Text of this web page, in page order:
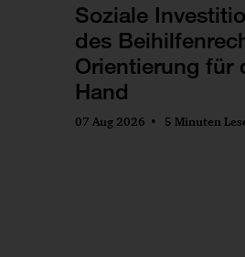
Soziale
des
Orientierung für
Hand
07 Aug 2026 5 Minuten